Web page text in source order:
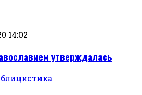
14:02
утверждалась